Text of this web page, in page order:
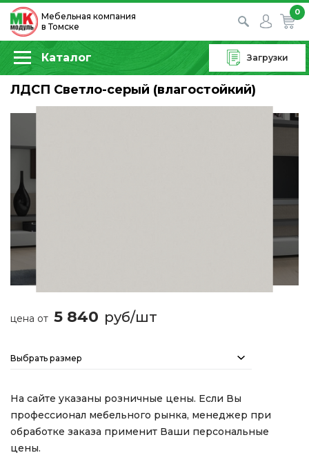
Мебельная компания
в Томске
0
Каталог Загрузки
ЛДСП Светло-серый (влагостойкий)
цена от 5 840 руб/шт
Выбрать размер
На сайте указаны розничные цены. Если Вы
профессионал мебельного рынка, менеджер при
обработке заказа применит Ваши персональные
цены.